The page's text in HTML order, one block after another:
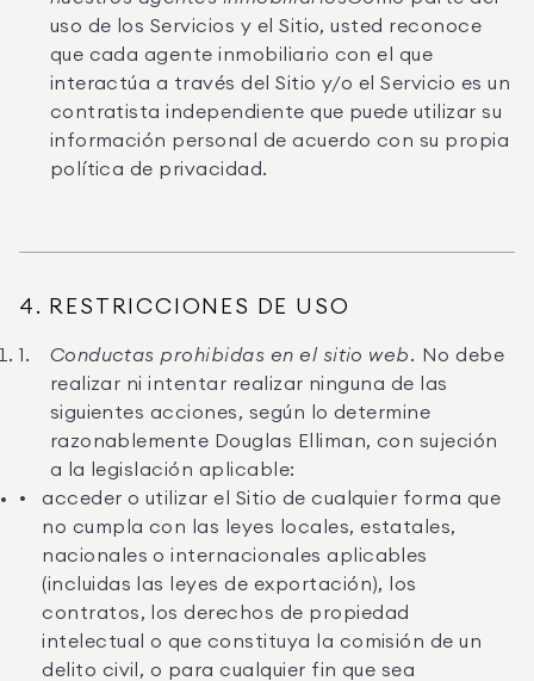
uso de los Servicios y el Sitio, usted reconoce
que cada agente inmobiliario con el que
interactúa a través del Sitio y/o el Servicio es un
contratista independiente que puede utilizar su
información personal de acuerdo con su propia
política de privacidad.
4. RESTRICCIONES DE USO
Conductas prohibidas en el sitio web.
No debe
realizar ni intentar realizar ninguna de las
siguientes acciones, según lo determine
razonablemente Douglas Elliman, con sujeción
a la legislación aplicable:
acceder o utilizar el Sitio de cualquier forma que
no cumpla con las leyes locales, estatales,
nacionales o internacionales aplicables
(incluidas las leyes de exportación), los
contratos, los derechos de propiedad
intelectual o que constituya la comisión de un
delito civil, o para cualquier fin que sea